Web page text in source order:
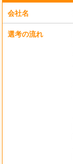
会社名
選考の流れ